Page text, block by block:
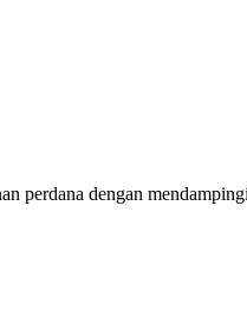
perdana dengan